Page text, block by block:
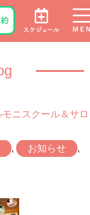
ニスクール＆サロ
, お知らせ
,